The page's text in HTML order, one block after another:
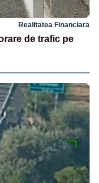
Realitatea Financiara
de trafic pe